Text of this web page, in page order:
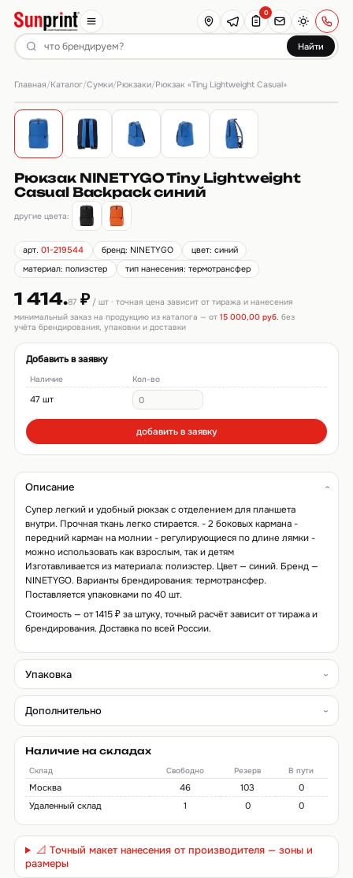
Найти
0
Главная/Каталог/Сумки/Рюкзаки/Рюкзак «Tiny Lightweight Casual»
Рюкзак NINETYGO Tiny Lightweight
Casual Backpack синий
другие цвета:
арт.01-219544 бренд: NINETYGO
цвет: синий
материал: полиэстер
тип нанесения: термотрансфер
1 414.87₽/ шт · точная цена зависит от тиража и нанесения
минимальный заказ на продукцию из каталога — от 15 000,00 руб. без
учёта брендирования, упаковки и доставки
Добавить в заявку
Наличие Кол-во
47 шт
добавить в заявку
Описание
Супер легкий и удобный рюкзак с отделением для планшета
внутри. Прочная ткань легко стирается. - 2 боковых кармана -
передний карман на молнии - регулирующиеся по длине лямки -
можно использовать как взрослым, так и детям
Изготавливается из материала: полиэстер. Цвет — синий. Бренд —
NINETYGO. Варианты брендирования: термотрансфер.
Поставляется упаковками по 40 шт.
Стоимость — от 1415 ₽ за штуку, точный расчёт зависит от тиража и
брендирования. Доставка по всей России.
Упаковка
Дополнительно
Наличие на складах
Склад Свободно Резерв В пути
Москва 46 103
0
Удаленный склад
1 0 0
📐 Точный макет нанесения от производителя — зоны и
размеры